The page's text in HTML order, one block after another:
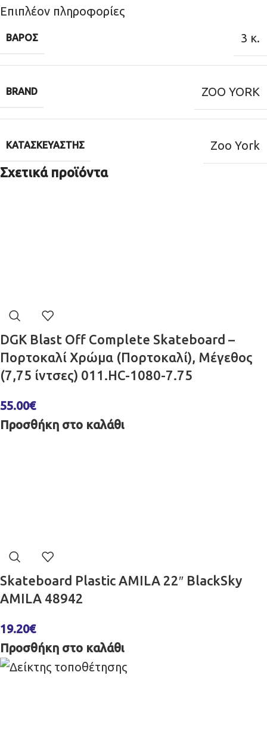
Επιπλέον πληροφορίες
ΒΆΡΟΣ 3 κ.
BRAND ZOO YORK
ΚΑΤΑΣΚΕΥΑΣΤΉΣ Zoo York
Σχετικά προϊόντα
DGK Blast Off Complete Skateboard –
Πορτοκαλί Χρώμα (Πορτοκαλί), Μέγεθος
(7,75 ίντσες) 011.HC-1080-7.75
55.00€
Προσθήκη στο καλάθι
Skateboard Plastic AMILA 22″ BlackSky
AMILA 48942
19.20€
Προσθήκη στο καλάθι